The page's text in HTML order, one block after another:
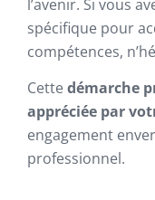
l’avenir. Si vous
spécifique pour
compétences,
Cettedémarche
appréciée par
engagement
professionnel.